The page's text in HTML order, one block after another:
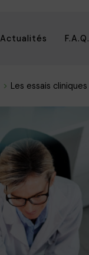
Actualités F.A.Q.
Les essais cliniques